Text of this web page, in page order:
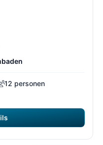
12 personen